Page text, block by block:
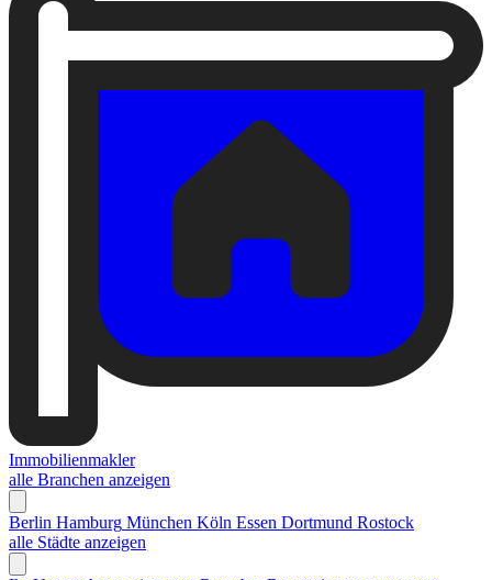
Immobilienmakler
alle Branchen anzeigen
Berlin Hamburg München Köln Essen Dortmund Rostock
alle Städte anzeigen